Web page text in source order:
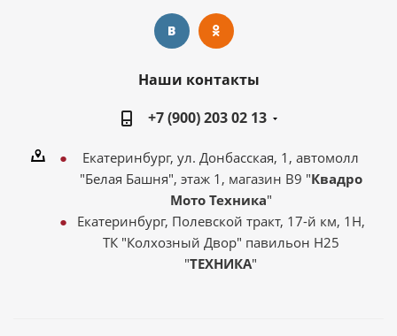
Наши контакты
+7 (900) 203 02 13
Екатеринбург, ул. Донбасская, 1, автомолл
"Белая Башня", этаж 1, магазин В9 "Квадро
Мото Техника"
Екатеринбург, Полевской тракт, 17-й км, 1Н,
ТК "Колхозный Двор" павильон Н25
"ТЕХНИКА"